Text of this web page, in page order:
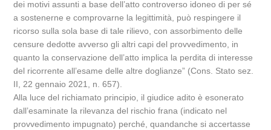
dei motivi assunti a base dell’atto controverso idoneo di per sé
a sostenerne e comprovarne la legittimità, può respingere il
ricorso sulla sola base di tale rilievo, con assorbimento delle
censure dedotte avverso gli altri capi del provvedimento, in
quanto la conservazione dell’atto implica la perdita di interesse
del ricorrente all’esame delle altre doglianze” (Cons. Stato sez.
II, 22 gennaio 2021, n. 657).
Alla luce del richiamato principio, il giudice adito è esonerato
dall’esaminate la rilevanza del rischio frana (indicato nel
provvedimento impugnato) perché, quandanche si accertasse